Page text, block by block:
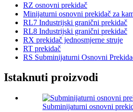
RZ osnovni prekidač
Minijaturni osnovni prekidač za
RL7 Industrijski granični prekidač
RL8 Industrijski granični prekidač
RX prekidač jednosmjerne struje
RT prekidač
RS Subminijaturni Osnovni
Istaknuti proizvodi
Subminijaturni osnovni